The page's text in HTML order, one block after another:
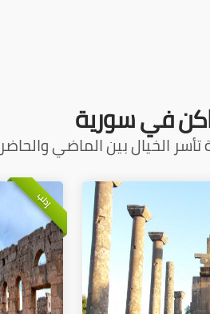
في سورية
الخيال بين الماضي والحاضر
إدلب